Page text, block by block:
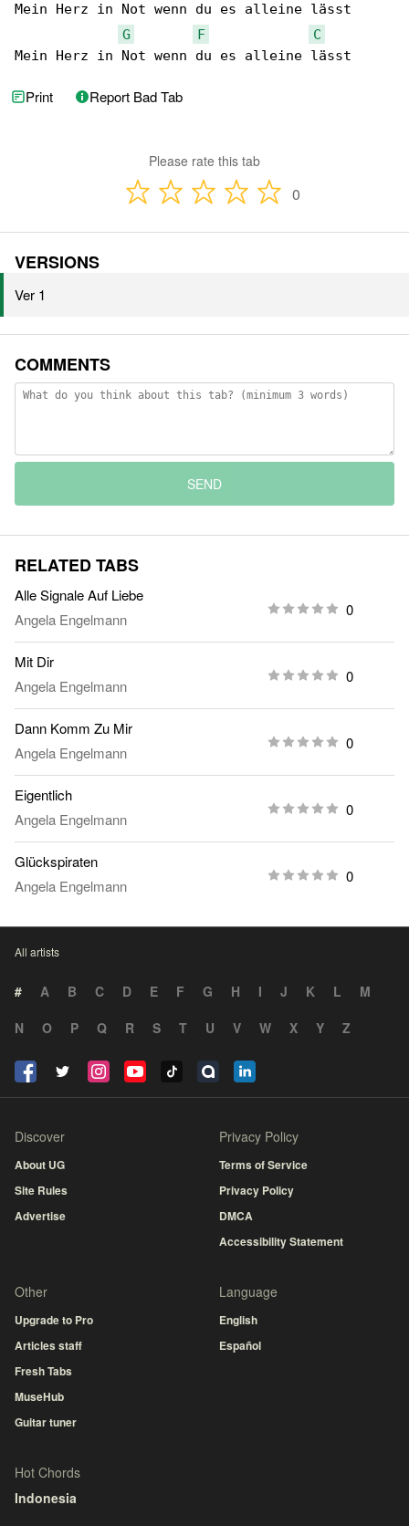
Mein Herz in Not wenn du es alleine lässt
G
F
C
Mein Herz in Not wenn du es alleine lässt
Print Report Bad Tab
Please rate this tab
0
VERSIONS
Ver 1
COMMENTS
SEND
RELATED TABS
Alle Signale Auf Liebe
Angela Engelmann
0
Mit Dir
Angela Engelmann
0
Dann Komm Zu Mir
Angela Engelmann
0
Eigentlich
Angela Engelmann
0
Glückspiraten
Angela Engelmann
0
All artists
# A B C D E F G H I J K L
M
N
O P Q R S T U V W X Y Z
Discover
About UG
Site Rules
Advertise
Privacy Policy
Terms of Service
Privacy Policy
DMCA
Accessibility Statement
Other
Upgrade to Pro
Articles staff
Fresh Tabs
MuseHub
Guitar tuner
Language
English
Español
Hot Chords
Indonesia